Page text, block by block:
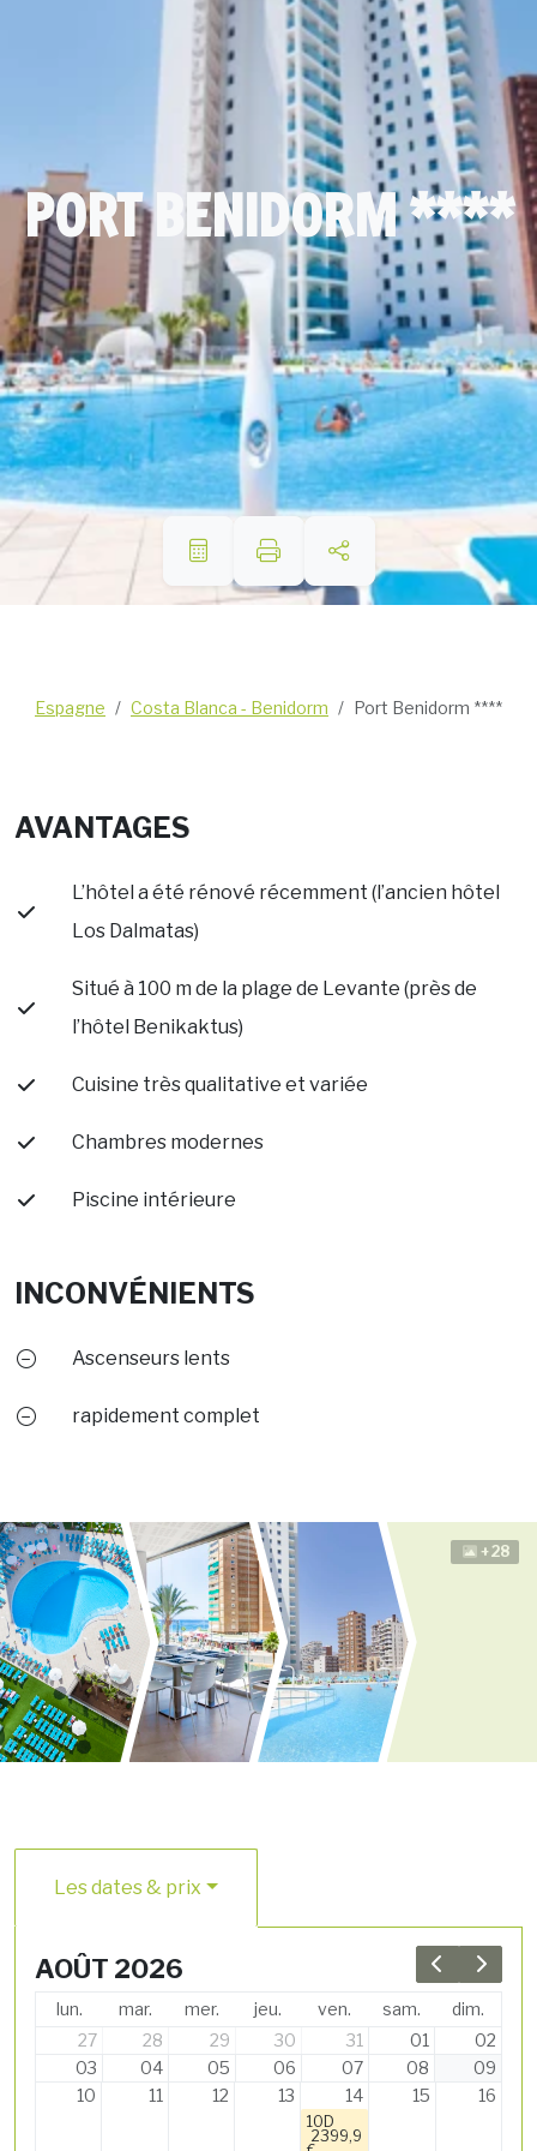
PORT BENIDORM ****
Espagne Costa Blanca - Benidorm Port Benidorm ****
AVANTAGES
L’hôtel a été rénové récemment (l’ancien hôtel
Los Dalmatas)
Situé à 100 m de la plage de Levante (près de
l’hôtel Benikaktus)
Cuisine très qualitative et variée
Chambres modernes
Piscine intérieure
INCONVÉNIENTS
Ascenseurs lents
rapidement complet
+28
Les dates & prix
Previous
Next
AOÛT 2026
lun. mar. mer. jeu. ven. sam.
dim.
27
28 29 30 31 01
02
03
04 05 06 07 08
09
10
11 12 13 14
10D
2399,9
15 16